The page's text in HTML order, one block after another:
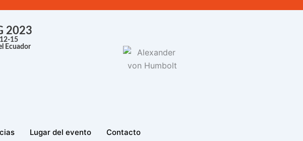
2023
15
Ecuador
Lugar del evento Contacto